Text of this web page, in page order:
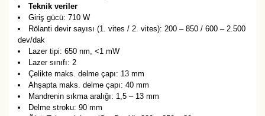
Teknik veriler
Giriş gücü: 710 W
Rölanti devir sayısı (1. vites / 2. vites): 200 – 850 / 600 – 2.500
dev/dak
Lazer tipi: 650 nm, <1 mW
Lazer sınıfı: 2
Çelikte maks. delme çapı: 13 mm
Ahşapta maks. delme çapı: 40 mm
Mandrenin sıkma aralığı: 1,5 – 13 mm
Delme stroku: 90 mm